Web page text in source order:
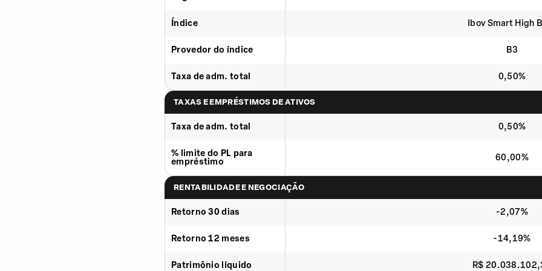
Índice Ibov Smart High
Provedor do índice B3
Taxa de adm. total 0,50%
TAXAS E EMPRÉSTIMOS DE ATIVOS
Taxa de adm. total 0,50%
% limite do PL para
empréstimo
60,00%
RENTABILIDADE E NEGOCIAÇÃO
Retorno 30 dias -2,07%
Retorno 12 meses -14,19%
Patrimônio líquido R$